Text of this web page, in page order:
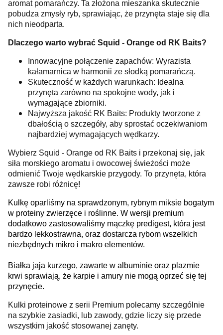
aromat pomarańczy. Ta złożona mieszanka skutecznie
pobudza zmysły ryb, sprawiając, że przynęta staje się dla
nich nieodparta.
Dlaczego warto wybrać Squid - Orange od RK Baits?
Innowacyjne połączenie zapachów: Wyrazista
kałamarnica w harmonii ze słodką pomarańczą.
Skuteczność w każdych warunkach: Idealna
przynęta zarówno na spokojne wody, jak i
wymagające zbiorniki.
Najwyższa jakość RK Baits: Produkty tworzone z
dbałością o szczegóły, aby sprostać oczekiwaniom
najbardziej wymagających wędkarzy.
Wybierz Squid - Orange od RK Baits i przekonaj się, jak
siła morskiego aromatu i owocowej świeżości może
odmienić Twoje wędkarskie przygody. To przynęta, która
zawsze robi różnicę!
Kulkę oparliśmy na sprawdzonym, rybnym miksie bogatym
w proteiny zwierzęce i roślinne. W wersji premium
dodatkowo zastosowaliśmy mączkę predigest, która jest
bardzo lekkostrawna, oraz dostarcza rybom wszelkich
niezbędnych mikro i makro elementów.
Białka jaja kurzego, zawarte w albuminie oraz plazmie
krwi sprawiają, że karpie i amury nie mogą oprzeć się tej
przynęcie.
Kulki proteinowe z serii Premium polecamy szczególnie
na szybkie zasiadki, lub zawody, gdzie liczy się przede
wszystkim jakość stosowanej zanęty.